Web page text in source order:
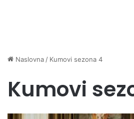
Naslovna / Kumovi sezona 4
Kumovi